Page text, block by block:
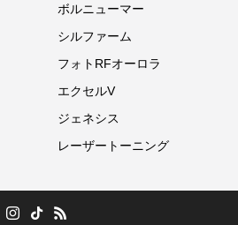
ボルニューマー
シルファーム
フォトRFオーロラ
エクセルV
ジェネシス
レーザートーニング